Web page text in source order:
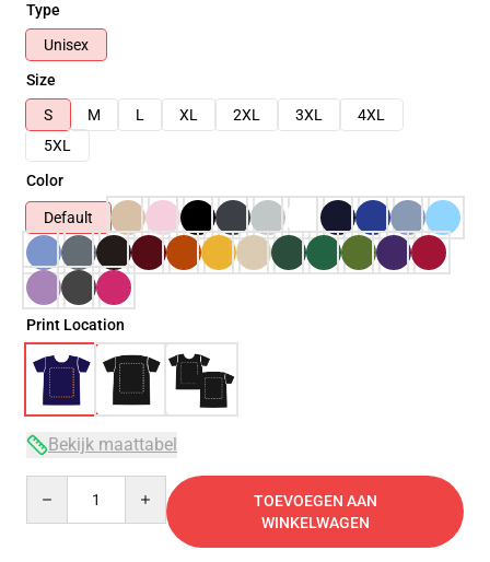
Type
Unisex
Size
S
M L XL 2XL 3XL
4XL
5XL
Color
Default
Print Location
Bekijk maattabel
TOEVOEGEN AAN
WINKELWAGEN